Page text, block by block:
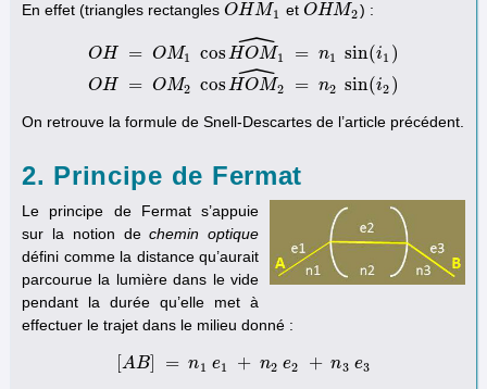
En effet (triangles rectangles OHM1
OHM1 et OHM2
OHM2 ) :
OH = OM1 cos HOM1
ˆ = n1 sin(i1 )
OH = OM2 cos HOM2
ˆ = n2 sin(i2 )
cosH = n1 sin OH OM2
On retrouve la formule de Snell-Descartes de l’article précédent.
2. Principe de Fermat
Le principe de Fermat s’appuie
sur la notion dechemin optique
défini comme la distance qu’aurait
parcourue la lumière dans le vide
pendant la durée qu’elle met à
effectuer le trajet dans le milieu donné :
AB = n1 e1 + n2 e2 + n3 e3
[A B] = n1 e1 + n 2 e 2 + n3 e3